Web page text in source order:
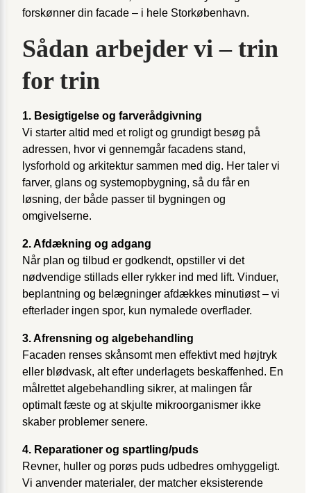
forskønner din facade – i hele Storkøbenhavn.
Sådan arbejder vi – trin
for trin
1. Besigtigelse og farverådgivning
Vi starter altid med et roligt og grundigt besøg på
adressen, hvor vi gennemgår facadens stand,
lysforhold og arkitektur sammen med dig. Her taler vi
farver, glans og systemopbygning, så du får en
løsning, der både passer til bygningen og
omgivelserne.
2. Afdækning og adgang
Når plan og tilbud er godkendt, opstiller vi det
nødvendige stillads eller rykker ind med lift. Vinduer,
beplantning og belægninger afdækkes minutiøst – vi
efterlader ingen spor, kun nymalede overflader.
3. Afrensning og algebehandling
Facaden renses skånsomt men effektivt med højtryk
eller blødvask, alt efter underlagets beskaffenhed. En
målrettet algebehandling sikrer, at malingen får
optimalt fæste og at skjulte mikroorganismer ikke
skaber problemer senere.
4. Reparationer og spartling/puds
Revner, huller og porøs puds udbedres omhyggeligt.
Vi anvender materialer, der matcher eksisterende